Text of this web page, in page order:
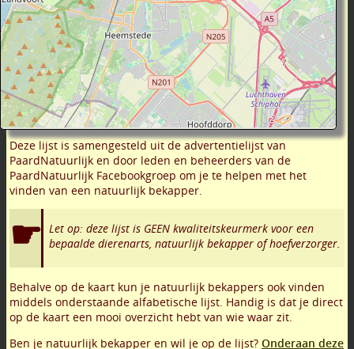
Deze lijst is samengesteld uit de advertentielijst van
PaardNatuurlijk en door leden en beheerders van de
PaardNatuurlijk Facebookgroep om je te helpen met het
vinden van een natuurlijk bekapper.
Let op: deze lijst is GEEN kwaliteitskeurmerk voor een
bepaalde dierenarts, natuurlijk bekapper of hoefverzorger.
Behalve op de kaart kun je natuurlijk bekappers ook vinden
middels onderstaande alfabetische lijst. Handig is dat je direct
op de kaart een mooi overzicht hebt van wie waar zit.
Ben je natuurlijk bekapper en wil je op de lijst? Onderaan deze